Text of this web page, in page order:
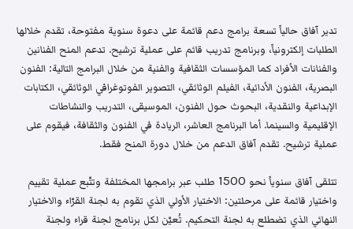
تدير آفاق حالياً تسعة برامج دعم قائمة على دعوة سنوية مفتوحة، تقدم خلالها
الطلبات إلكترونياً، وبرنامج تدريب قائم على عملية ترشيح. تدعم المنح الفنانين
والفنانات الأفراد كما المؤسسات الثقافية والفنية من خلال البرامج التالية: الفنون
البصرية، الفنون الأدائية، الفيلم الوثائقي، التصوير الفوتوغرافي الوثائقي، الكتابات
الإبداعية والنقدية، البحوث حول الفنون، الموسيقى، التدريب والنشاطات
الإقليمية والسينما. أما البرنامج العاشر، الريادة في الفنون والثقافة، فيقوم على
عملية ترشيح. تقدم آفاق الدعم من خلال دورة المنح فقط.
تتلقى آفاق سنوياً نحو 1500 طلب عبر برامجها المختلفة وتتّبع عملية تقييم
واختيار قائمة على مرحلتين: الاختيار الأولي الذي تقوم به لجنة القرّاء والاختيار
النهائي الذي تضطلع به لجنة التحكيم. تُعيّن لكل برنامج لجنة قراء ولجنة